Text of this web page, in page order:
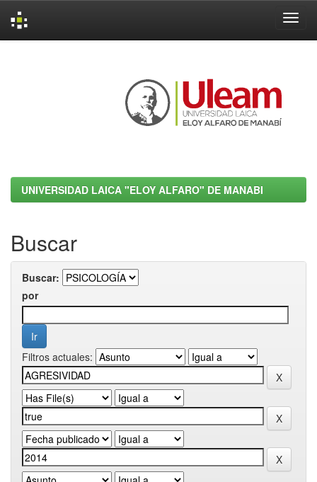
UNIVERSIDAD LAICA "ELOY ALFARO" DE MANABI
Buscar
Buscar:
por
Filtros actuales: